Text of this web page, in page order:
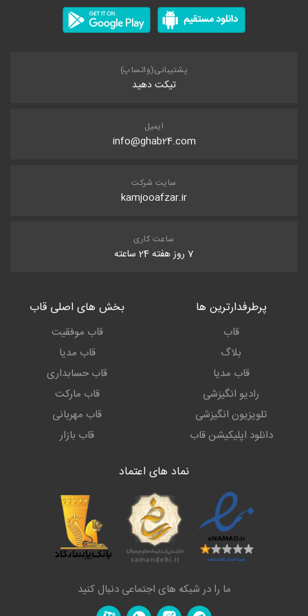
پشتیبانی(واتساپ)
تیکت دهید
ایمیل
info@ghab24.com
سایت شرکت
kamjooafzar.ir
ساعت کاری
7 روز هفته 24 ساعته
پرطرفدارترین ها
قاب
بلاگ
قاب مدیا
رادیو انگیزشی
تلویزیون انگیزشی
دانلود اپلیکیشن قاب
بخش های اصلی قاب
قاب موفقیت
قاب مدیا
قاب حسابداری
قاب مارکت
قاب مهربانی
قاب بازار
نماد های اعتماد
ما را در شبکه های اجتماعی دنبال کنید